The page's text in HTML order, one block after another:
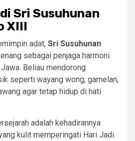
Sri Susuhunan
XIII
adat, Sri Susuhunan
sebagai penjaga harmoni
Beliau mendorong
seperti wayang wong, gamelan,
agar tetap hidup di hati
adalah kehadirannya
kulit memperingati Hari Jadi